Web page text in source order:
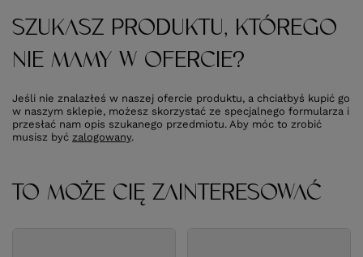
SZUKASZ PRODUKTU, KTÓREGO
NIE MAMY W OFERCIE?
Jeśli nie znalazłeś w naszej ofercie produktu, a chciałbyś kupić go
w naszym sklepie, możesz skorzystać ze specjalnego formularza i
przesłać nam opis szukanego przedmiotu. Aby móc to zrobić
musisz być zalogowany.
TO MOŻE CIĘ ZAINTERESOWAĆ